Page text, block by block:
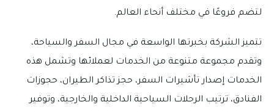
لتضم فروعًا في مختلف أنحاء العالم.
تتميز الشركة بخبرتها الواسعة في مجال السفر والسياحة،
وتقدم مجموعة متنوعة من الخدمات لعملائها وتشمل هذه
الخدمات إصدار تأشيرات السفر، حجز تذاكر الطيران، حجوزات
الفنادق، ترتيب الرحلات السياحية الداخلية والخارجية، وتوفير